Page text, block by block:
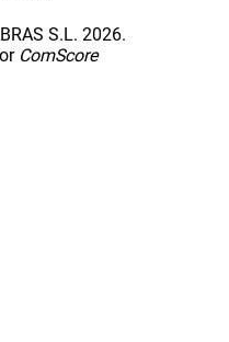
S.L. 2026.
ComScore